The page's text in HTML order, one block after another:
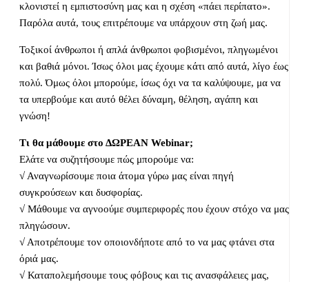
κλονιστεί η εμπιστοσύνη μας και η σχέση «πάει περίπατο».
Παρόλα αυτά, τους επιτρέπουμε να υπάρχουν στη ζωή μας.
Τοξικοί άνθρωποι ή απλά άνθρωποι φοβισμένοι, πληγωμένοι
και βαθιά μόνοι. Ίσως όλοι μας έχουμε κάτι από αυτά, λίγο έως
πολύ. Όμως όλοι μπορούμε, ίσως όχι να τα καλύψουμε, μα να
τα υπερβούμε και αυτό θέλει δύναμη, θέληση, αγάπη και
γνώση!
Τι θα μάθουμε στο ΔΩΡΕΑΝ Webinar;
Ελάτε να συζητήσουμε πώς μπορούμε να:
√ Αναγνωρίσουμε ποια άτομα γύρω μας είναι πηγή
συγκρούσεων και δυσφορίας.
√ Μάθουμε να αγνοούμε συμπεριφορές που έχουν στόχο να μας
πληγώσουν.
√ Αποτρέπουμε τον οποιονδήποτε από το να μας φτάνει στα
όριά μας.
√ Καταπολεμήσουμε τους φόβους και τις ανασφάλειες μας,